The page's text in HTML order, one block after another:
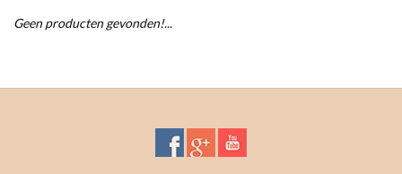
Geen producten gevonden!...